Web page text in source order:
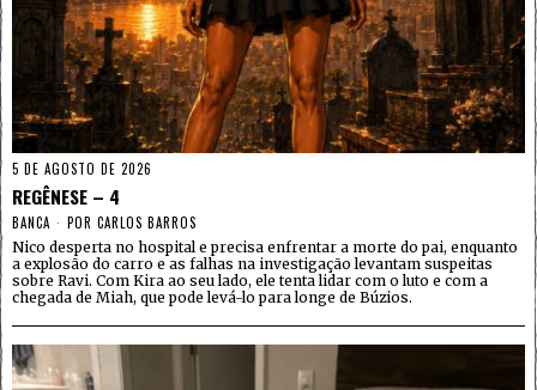
5 DE AGOSTO DE 2026
REGÊNESE – 4
BANCA POR CARLOS BARROS
Nico desperta no hospital e precisa enfrentar a morte do pai, enquanto
a explosão do carro e as falhas na investigação levantam suspeitas
sobre Ravi. Com Kira ao seu lado, ele tenta lidar com o luto e com a
chegada de Miah, que pode levá-lo para longe de Búzios.